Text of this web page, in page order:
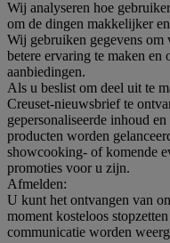
Wij analyseren hoe
om de dingen makkelijker
Wij gebruiken gegevens om
betere ervaring te maken en
aanbiedingen.
Als u beslist om deel uit te
Creuset-nieuwsbrief te
gepersonaliseerde inhoud
producten worden
showcooking- of komende
promoties voor u zijn.
Afmelden:
U kunt het ontvangen van
moment kosteloos
communicatie worden